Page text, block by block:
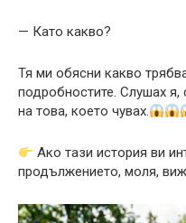
— Като какво?
Тя ми обясни какво
подробностите. Слушах
на това, което чувах.
Ако тази история ви
продължението, моля,